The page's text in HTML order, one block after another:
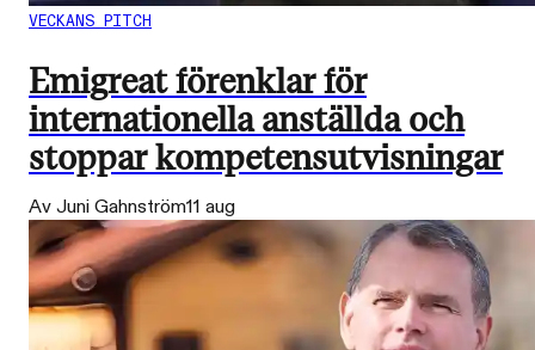
VECKANS PITCH
Emigreat förenklar för
internationella anställda och
stoppar kompetensutvisningar
Av Juni Gahnström11 aug